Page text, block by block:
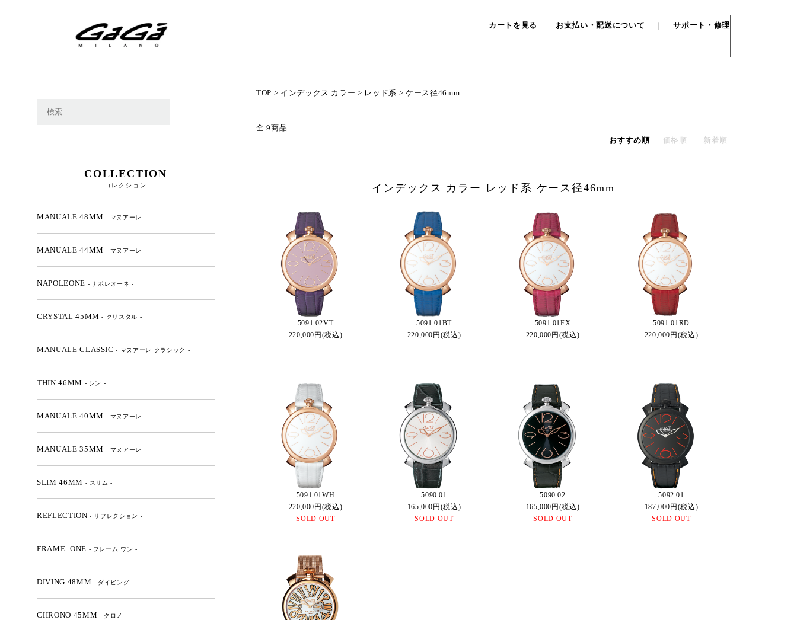
カートを見る お支払い・配送について ｜サポート・修理
TOP > インデックス カラー > レッド系 > ケース径46mm
全 9商品
おすすめ順
価格順 新着順
インデックス カラー レッド系 ケース径46mm
5091.02VT
220,000円(税込)
5091.01BT
220,000円(税込)
5091.01FX
220,000円(税込)
5091.01RD
220,000円(税込)
5091.01WH
220,000円(税込)
SOLD OUT
5090.01
165,000円(税込)
SOLD OUT
5090.02
165,000円(税込)
SOLD OUT
5092.01
187,000円(税込)
SOLD OUT
COLLECTION
コレクション
MANUALE 48MM- マヌアーレ -
MANUALE 44MM- マヌアーレ -
NAPOLEONE - ナポレオーネ -
CRYSTAL 45MM- クリスタル -
MANUALE CLASSIC- マヌアーレ クラシック -
THIN 46MM - シン -
MANUALE 40MM- マヌアーレ -
MANUALE 35MM- マヌアーレ -
SLIM 46MM - スリム -
REFLECTION- リフレクション -
FRAME_ONE - フレーム ワン -
DIVING 48MM - ダイビング -
CHRONO 45MM - クロノ -